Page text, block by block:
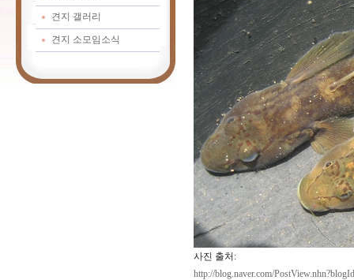
견지 갤러리
견지 소모임소식
사진 출처:
http://blog.naver.com/